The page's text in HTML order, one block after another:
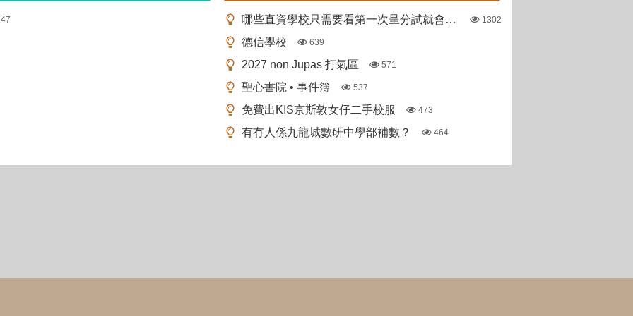
哪些直資學校只需要看第一次呈分試就會出offer 1302
德信學校 639
2027 non Jupas 打氣區 571
聖心書院 • 事件簿 537
免費出KIS京斯敦女仔二手校服 473
有冇人係九龍城數研中學部補數？ 464